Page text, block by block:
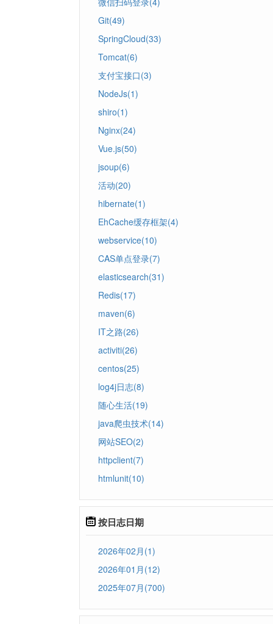
Git(49)
SpringCloud(33)
Tomcat(6)
支付宝接口(3)
NodeJs(1)
shiro(1)
Nginx(24)
Vue.js(50)
jsoup(6)
活动(20)
hibernate(1)
EhCache缓存框架(4)
webservice(10)
CAS单点登录(7)
elasticsearch(31)
Redis(17)
maven(6)
IT之路(26)
activiti(26)
centos(25)
log4j日志(8)
随心生活(19)
java爬虫技术(14)
网站SEO(2)
httpclient(7)
htmlunit(10)
按日志日期
2026年02月(1)
2026年01月(12)
2025年07月(700)